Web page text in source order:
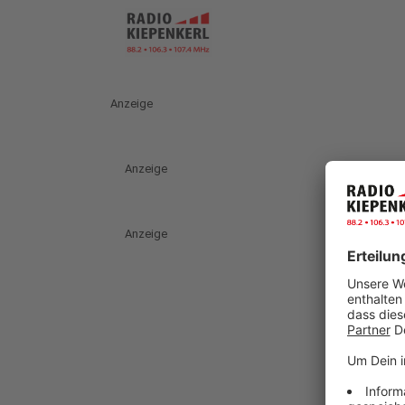
Anzeige
Anzeige
Anzeige